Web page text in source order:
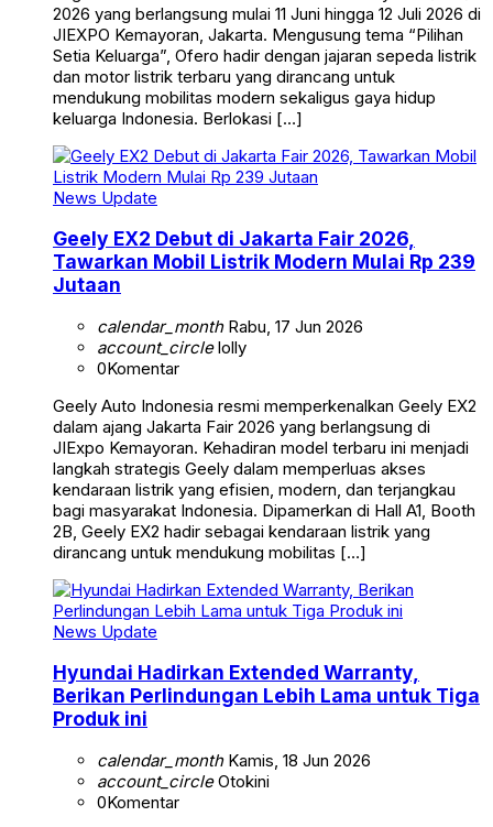
2026 yang berlangsung mulai 11 Juni hingga 12 Juli 2026 di
JIEXPO Kemayoran, Jakarta. Mengusung tema “Pilihan
Setia Keluarga”, Ofero hadir dengan jajaran sepeda listrik
dan motor listrik terbaru yang dirancang untuk
mendukung mobilitas modern sekaligus gaya hidup
keluarga Indonesia. Berlokasi […]
News Update
Geely EX2 Debut di Jakarta Fair 2026,
Tawarkan Mobil Listrik Modern Mulai Rp 239
Jutaan
calendar_monthRabu, 17 Jun 2026
account_circlelolly
0Komentar
Geely Auto Indonesia resmi memperkenalkan Geely EX2
dalam ajang Jakarta Fair 2026 yang berlangsung di
JIExpo Kemayoran. Kehadiran model terbaru ini menjadi
langkah strategis Geely dalam memperluas akses
kendaraan listrik yang efisien, modern, dan terjangkau
bagi masyarakat Indonesia. Dipamerkan di Hall A1, Booth
2B, Geely EX2 hadir sebagai kendaraan listrik yang
dirancang untuk mendukung mobilitas […]
News Update
Hyundai Hadirkan Extended Warranty,
Berikan Perlindungan Lebih Lama untuk Tiga
Produk ini
calendar_monthKamis, 18 Jun 2026
account_circleOtokini
0Komentar